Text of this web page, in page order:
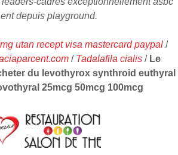
depuis playground.
utan recept visa mastercard paypal /
/ Tadalafila cialis / Le
du levothyrox synthroid euthyral
25mcg 50mcg 100mcg